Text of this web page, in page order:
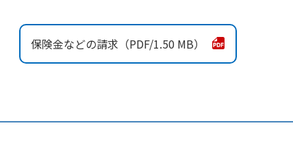
保険金などの請求 1.50 MB